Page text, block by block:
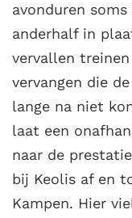
avonduren
anderhalf in
vervallen
vervangen die
lange na niet
laat een
naar de
bij Keolis af en
Kampen. Hier